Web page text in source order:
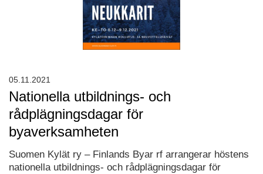
Nationella utbildnings- och
rådplägningsdagar för
byaverksamheten
Suomen Kylät ry – Finlands Byar rf arrangerar höstens
nationella utbildnings- och rådplägningsdagar för
05.11.2021